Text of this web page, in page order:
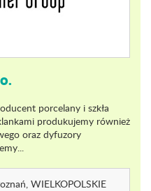
porcelany i szkła
produkujemy również
oraz dyfuzory
WIELKOPOLSKIE